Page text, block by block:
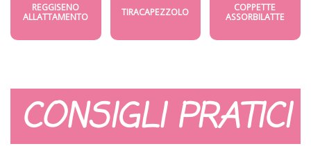
REGGISENO
ALLATTAMENTO
TIRACAPEZZOLO
COPPETTE
ASSORBILATTE
CONSIGLI PRATICI